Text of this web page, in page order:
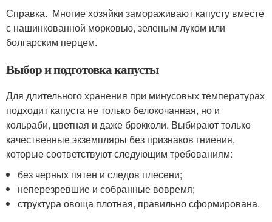
Справка. Многие хозяйки замораживают капусту вместе
с нашинкованной морковью, зеленым луком или
болгарским перцем.
Выбор и подготовка капусты
Для длительного хранения при минусовых температурах
подходит капуста не только белокочанная, но и
кольраби, цветная и даже брокколи. Выбирают только
качественные экземпляры без признаков гниения,
которые соответствуют следующим требованиям:
без черных пятен и следов плесени;
неперезревшие и собранные вовремя;
структура овоща плотная, правильно сформирована.